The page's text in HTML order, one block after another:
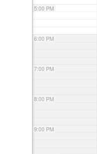
5:00 PM
6:00 PM
7:00 PM
8:00 PM
9:00 PM